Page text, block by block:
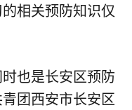
相关预防知识仅
也是长安区预防
团西安市长安区